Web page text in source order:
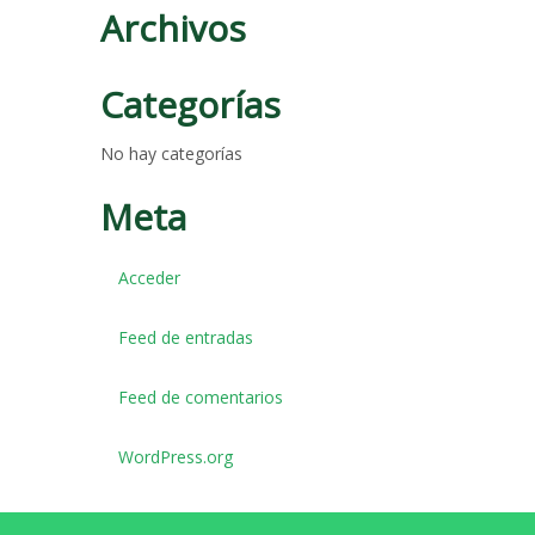
Archivos
Categorías
No hay categorías
Meta
Acceder
Feed de entradas
Feed de comentarios
WordPress.org